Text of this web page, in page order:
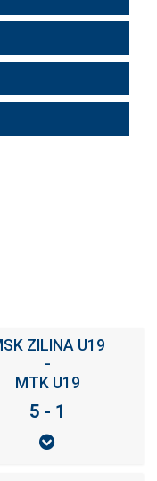
ZILINA U19
-
MTK U19
5 - 1